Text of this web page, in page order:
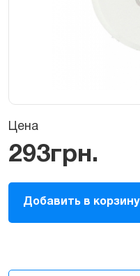
Цена
293грн.
Кнопка
Home
для
Добавить в корзину